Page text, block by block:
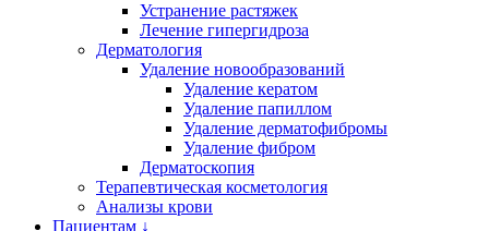
Устранение растяжек
Лечение гипергидроза
Дерматология
Удаление новообразований
Удаление кератом
Удаление папиллом
Удаление дерматофибромы
Удаление фибром
Дерматоскопия
Терапевтическая косметология
Анализы крови
Пациентам ↓